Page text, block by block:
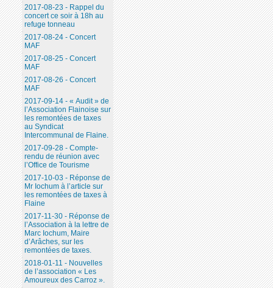
2017-08-23 - Rappel du
concert ce soir à 18h au
refuge tonneau
2017-08-24 - Concert
MAF
2017-08-25 - Concert
MAF
2017-08-26 - Concert
MAF
2017-09-14 - « Audit » de
l’Association Flainoise sur
les remontées de taxes
au Syndicat
Intercommunal de Flaine.
2017-09-28 - Compte-
rendu de réunion avec
l’Office de Tourisme
2017-10-03 - Réponse de
Mr Iochum à l’article sur
les remontées de taxes à
Flaine
2017-11-30 - Réponse de
l’Association à la lettre de
Marc Iochum, Maire
d’Arâches, sur les
remontées de taxes.
2018-01-11 - Nouvelles
de l’association « Les
Amoureux des Carroz ».